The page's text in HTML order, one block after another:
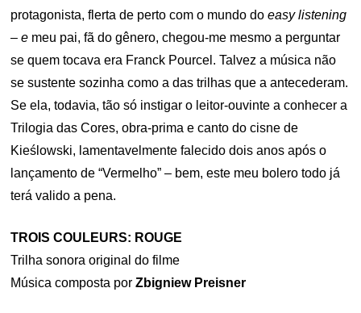
protagonista, flerta de perto com o mundo doeasy listening
– e meu pai, fã do gênero, chegou-me mesmo a perguntar
se quem tocava era Franck Pourcel. Talvez a música não
se sustente sozinha como a das trilhas que a antecederam.
Se ela, todavia, tão só instigar o leitor-ouvinte a conhecer a
Trilogia das Cores, obra-prima e canto do cisne de
Kieślowski, lamentavelmente falecido dois anos após o
lançamento de “Vermelho” – bem, este meu bolero todo já
terá valido a pena.
TROIS COULEURS: ROUGE
Trilha sonora original do filme
Música composta porZbigniew Preisner